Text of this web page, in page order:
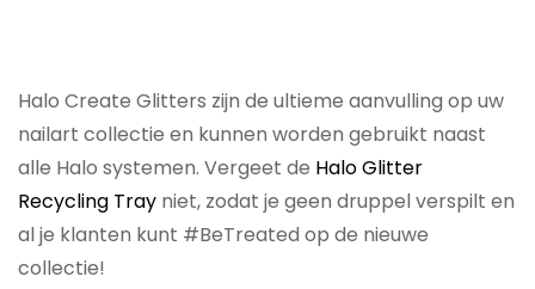
Halo Create Glitters zijn de ultieme aanvulling op uw
nailart collectie en kunnen worden gebruikt naast
alle Halo systemen. Vergeet de Halo Glitter
Recycling Tray niet, zodat je geen druppel verspilt en
al je klanten kunt #BeTreated op de nieuwe
collectie!